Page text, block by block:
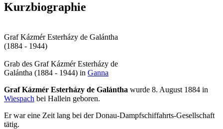
Kurzbiographie
Graf Kázmér Esterházy de Galántha
(1884 - 1944)
Grab des Graf Kázmér Esterházy de
Galántha (1884 - 1944) in Ganna
Graf Kázmér Esterházy de Galántha wurde 8. August 1884 in
Wiespach bei Hallein geboren.
Er war eine Zeit lang bei der Donau-Dampfschiffahrts-Gesellschaft
tätig.